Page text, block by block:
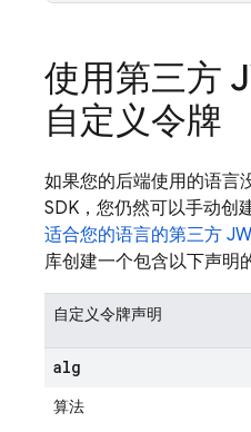
使用第三方
自定义令牌
如果您的后端使用的语言
SDK，您仍然可以手动创
适合您的语言的第三方
库创建一个包含以下声明
自定义令牌声明
alg
算法